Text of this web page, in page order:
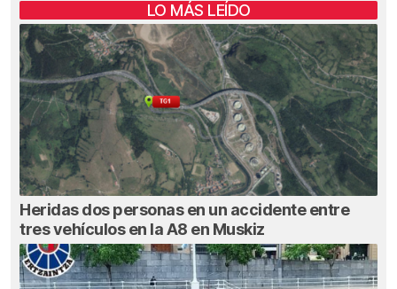
LO MÁS LEÍDO
Heridas dos personas en un accidente entre
tres vehículos en la A8 en Muskiz